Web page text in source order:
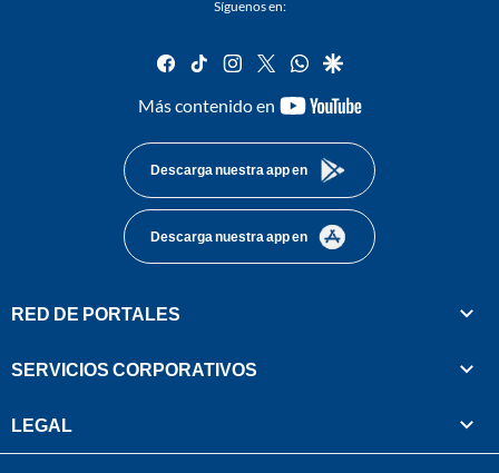
Síguenos en:
facebook
tiktok instagram
twitterwhatsapp
google
Más contenido en
youtube-
Descarga nuestra app en
Descarga nuestra app en
RED DE PORTALES
SERVICIOS CORPORATIVOS
LEGAL